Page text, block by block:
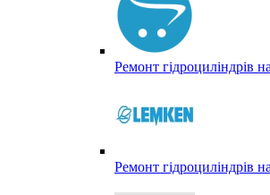
Ремонт гідроциліндрів
Ремонт гідроциліндрів